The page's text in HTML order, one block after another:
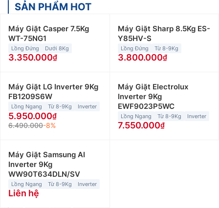
SẢN PHẨM HOT
Máy Giặt Casper 7.5Kg
WT-75NG1
Lồng Đứng Dưới 8Kg
3.350.000
Máy Giặt Sharp 8.5Kg ES-
Y85HV-S
Lồng Đứng Từ 8-9Kg
3.800.000
Máy Giặt LG Inverter 9Kg
FB1209S6W
Lồng Ngang Từ 8-9Kg Inverter
5.950.000
6.490.000-8%
Máy Giặt Electrolux
Inverter 9Kg
EWF9023P5WC
Lồng Ngang Từ 8-9Kg Inverter
7.550.000
Máy Giặt Samsung AI
Inverter 9Kg
WW90T634DLN/SV
Lồng Ngang Từ 8-9Kg Inverter
Liên hệ